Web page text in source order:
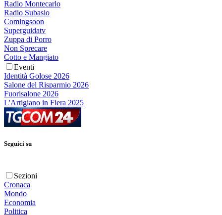
Radio Montecarlo
Radio Subasio
Comingsoon
Superguidatv
Zuppa di Porro
Non Sprecare
Cotto e Mangiato
Eventi
Identità Golose 2026
Salone del Risparmio 2026
Fuorisalone 2026
L'Artigiano in Fiera 2025
Seguici su
Sezioni
Cronaca
Mondo
Economia
Politica